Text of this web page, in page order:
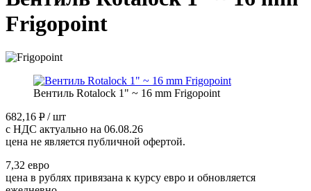
Frigopoint
Вентиль Rotalock 1" ~ 16 mm Frigopoint
682,16 P / шт
с НДС актуально на 06.08.26
цена не является публичной офертой.
7,32 евро
цена в рублях привязана к курсу евро и обновляется